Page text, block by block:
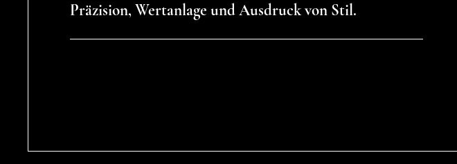
Präzision, Wertanlage und Ausdruck von Stil.